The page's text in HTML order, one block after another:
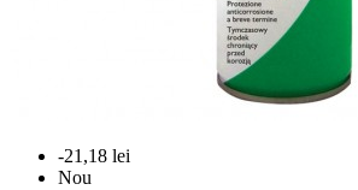
-21,18 lei
Nou